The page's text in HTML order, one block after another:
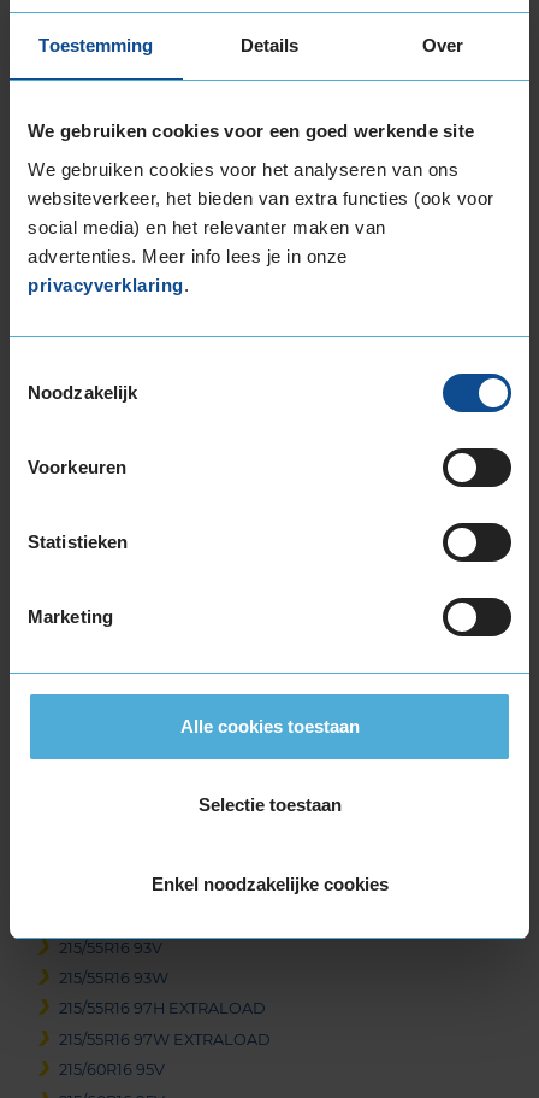
Toestemming Details Over
We gebruiken cookies voor een goed werkende site
We gebruiken cookies voor het analyseren van ons
websiteverkeer, het bieden van extra functies (ook voor
social media) en het relevanter maken van
advertenties. Meer info lees je in onze
privacyverklaring.
Noodzakelijk
Voorkeuren
Statistieken
Marketing
Alle cookies toestaan
Selectie toestaan
Enkel noodzakelijke cookies
195/65R15 91H
195/65R15 91V
195/65R15 95H EXTRALOAD
205/65R15 94V
215/65R15 96H
16-inch banden
195/45R16 84V EXTRALOAD
195/50R16 88V EXTRALOAD
195/55R16 87V
195/55R16 91V EXTRALOAD
205/50R16 87W
205/55R16 91W
205/55R16 91W
205/55R16 94V EXTRALOAD
205/60R16 96H EXTRALOAD
205/60R16 96V EXTRALOAD
205/65R16 95W
215/55R16 93V
215/55R16 93W
215/55R16 97H EXTRALOAD
215/55R16 97W EXTRALOAD
215/60R16 95V